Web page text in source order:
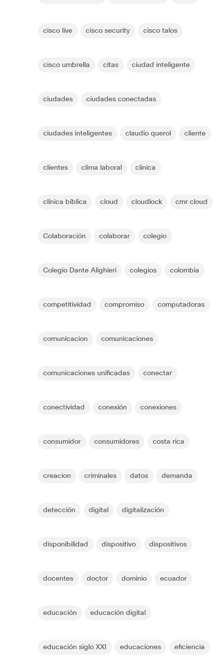
cisco live cisco security cisco talos
cisco umbrella citas ciudad inteligente
ciudades ciudades conectadas
ciudades inteligentes claudio querol cliente
clientes clima laboral clinica
clínica bíblica cloud cloudlock cmr cloud
Colaboración colaborar colegio
Colegio Dante Alighieri colegios colombia
competitividad compromiso computadoras
comunicacion comunicaciones
comunicaciones unificadas conectar
conectividad conexión conexiones
consumidor consumidores costa rica
creacion criminales datos demanda
detección digital digitalización
disponibilidad dispositivo dispositivos
docentes doctor dominio ecuador
educación educación digital
educación siglo XXI educaciones eficiencia